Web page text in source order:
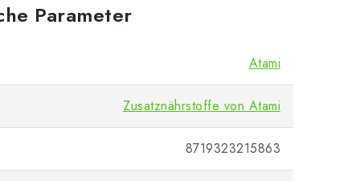
Parameter
Atami
Zusatznährstoffe von Atami
8719323215863